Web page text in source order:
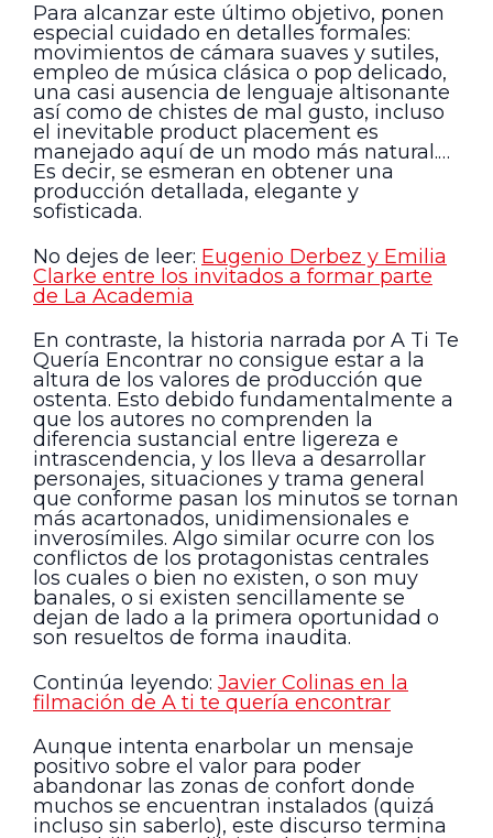
Para alcanzar este último objetivo, ponen
especial cuidado en detalles formales:
movimientos de cámara suaves y sutiles,
empleo de música clásica o pop delicado,
una casi ausencia de lenguaje altisonante
así como de chistes de mal gusto, incluso
el inevitable product placement es
manejado aquí de un modo más natural.…
Es decir, se esmeran en obtener una
producción detallada, elegante y
sofisticada.
No dejes de leer: Eugenio Derbez y Emilia
Clarke entre los invitados a formar parte
de La Academia
En contraste, la historia narrada por A Ti Te
Quería Encontrar no consigue estar a la
altura de los valores de producción que
ostenta. Esto debido fundamentalmente a
que los autores no comprenden la
diferencia sustancial entre ligereza e
intrascendencia, y los lleva a desarrollar
personajes, situaciones y trama general
que conforme pasan los minutos se tornan
más acartonados, unidimensionales e
inverosímiles. Algo similar ocurre con los
conflictos de los protagonistas centrales
los cuales o bien no existen, o son muy
banales, o si existen sencillamente se
dejan de lado a la primera oportunidad o
son resueltos de forma inaudita.
Continúa leyendo: Javier Colinas en la
filmación de A ti te quería encontrar
Aunque intenta enarbolar un mensaje
positivo sobre el valor para poder
abandonar las zonas de confort donde
muchos se encuentran instalados (quizá
incluso sin saberlo), este discurso termina